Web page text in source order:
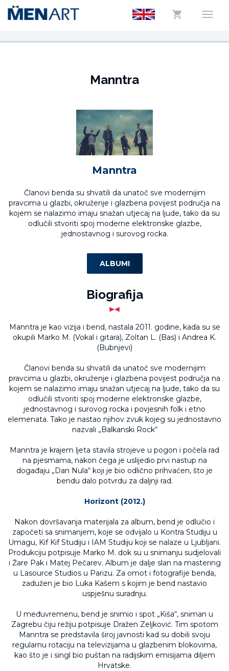
Manntra
Manntra
Članovi benda su shvatili da unatoč sve modernijim
pravcima u glazbi, okruženje i glazbena povijest područja na
kojem se nalazimo imaju snažan utjecaj na ljude, tako da su
odlučili stvoriti spoj moderne elektronske glazbe,
jednostavnog i surovog rocka.
ALBUMI
Biografija
Manntra je kao vizija i bend, nastala 2011. godine, kada su se
okupili Marko M. (Vokal i gitara), Zoltan L. (Bas) i Andrea K.
(Bubnjevi)
Članovi benda su shvatili da unatoč sve modernijim
pravcima u glazbi, okruženje i glazbena povijest područja na
kojem se nalazimo imaju snažan utjecaj na ljude, tako da su
odlučili stvoriti spoj moderne elektronske glazbe,
jednostavnog i surovog rocka i povjesnih folk i etno
elemenata. Tako je nastao njihov zvuk kojeg su jednostavno
nazvali „Balkanski Rock“
Manntra je krajem ljeta stavila strojeve u pogon i počela rad
na pjesmama, nakon čega je uslijedio prvi nastup na
događaju „Dan Nula“ koji je bio odlično prihvaćen, što je
bendu dalo potvrdu za daljnji rad.
Horizont (2012.)
Nakon dovršavanja materijala za album, bend je odlučio i
započeti sa snimanjem, koje se odvijalo u Kontra Studiju u
Umagu, Kif Kif Studiju i IAM Studiju koji se nalaze u Ljubljani.
Produkciju potpisuje Marko M. dok su u snimanju sudjelovali
i Žare Pak i Matej Pečarev. Album je dalje slan na mastering
u Lasource Studios u Parizu. Za omot i fotografije benda,
zadužen je bio Luka Kašem s kojim je bend nastavio
uspješnu suradnju.
U međuvremenu, bend je snimio i spot „Kiša“, sniman u
Zagrebu čiju režiju potpisuje Dražen Zeljković. Tim spotom
Manntra se predstavila široj javnosti kad su dobili svoju
regularnu rotaciju na televizijama u glazbenim blokovima,
kao što je i singl bio puštan na radijskim emisijama diljem
Hrvatske.